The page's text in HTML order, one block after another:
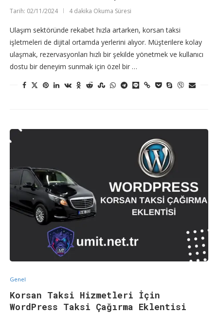
Tarih: 02/11/2024 4 dakika Okuma Süresi
Ulaşım sektöründe rekabet hızla artarken, korsan taksi
işletmeleri de dijital ortamda yerlerini alıyor. Müşterilere kolay
ulaşmak, rezervasyonları hızlı bir şekilde yönetmek ve kullanıcı
dostu bir deneyim sunmak için özel bir …
Genel
Korsan Taksi Hizmetleri İçin
WordPress Taksi Çağırma Eklentisi